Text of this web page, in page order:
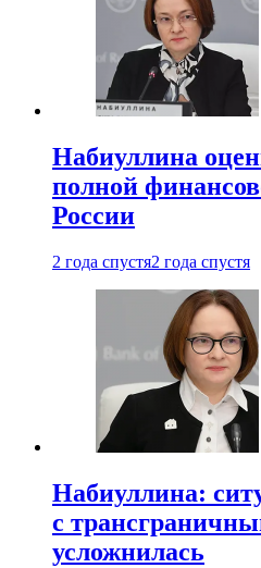
Набиуллина
полной
России
2 года спустя2 года спустя
Набиуллина:
с
усложнилась